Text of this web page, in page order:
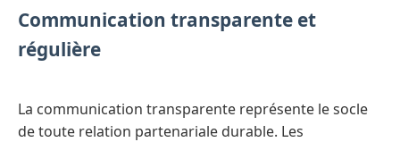
Communication transparente et
régulière
La communication transparente représente le socle
de toute relation partenariale durable. Les